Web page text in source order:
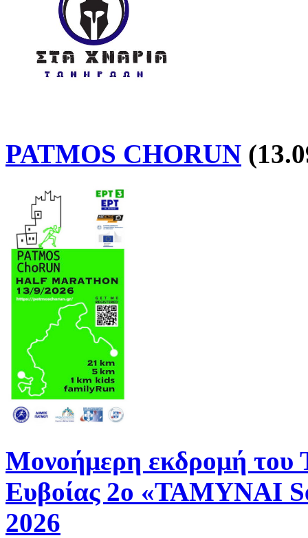
PATMOS CHORUN
Μονοήμερη εκδρομή
Ευβοίας 2ο «ΤΑΜΥΝΑΙ
2026